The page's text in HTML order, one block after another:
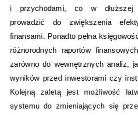
i przychodami, co w dłuższej
prowadzić do zwiększenia
finansami. Ponadto pełna
różnorodnych raportów
zarówno do wewnętrznych analiz,
wyników przed inwestorami czy
Kolejną zaletą jest możliwość
systemu do zmieniających się